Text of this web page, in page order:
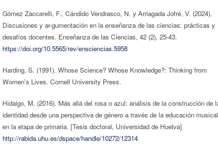
Gómez Zaccarelli, F., Cándido Vendrasco, N. y Arriagada Jofré, V. (2024).
Discusiones y ar-gumentación en la enseñanza de las ciencias: prácticas y
desafíos docentes. Enseñanza de las Ciencias, 42 (2), 25-43.
https://doi.org/10.5565/rev/ensciencias.5958
Harding, S. (1991). Whose Science? Whose Knowledge?: Thinking from
Women's Lives. Cornell University Press.
Hidalgo, M. (2016). Más allá del rosa o azul: análisis de la construcción de
identidad desde una perspectiva de género a través de la educación musical
en la etapa de primaria. [Tesis doctoral, Universidad de Huelva]
http://rabida.uhu.es/dspace/handle/10272/12314